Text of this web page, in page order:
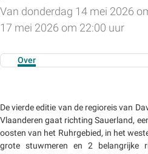
Van donderdag 14 mei 2026
17 mei 2026 om 22:00 uur
Over
De vierde editie van de regioreis van
Vlaanderen gaat richting Sauerland,
oosten van het Ruhrgebied, in het
grote stuwmeren en 2 belangrijke